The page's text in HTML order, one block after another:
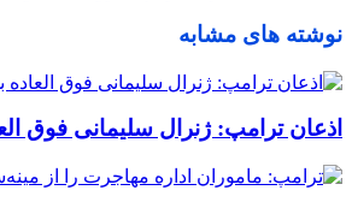
نوشته های مشابه
اذعان ترامپ: ژنرال سلیمانی فوق